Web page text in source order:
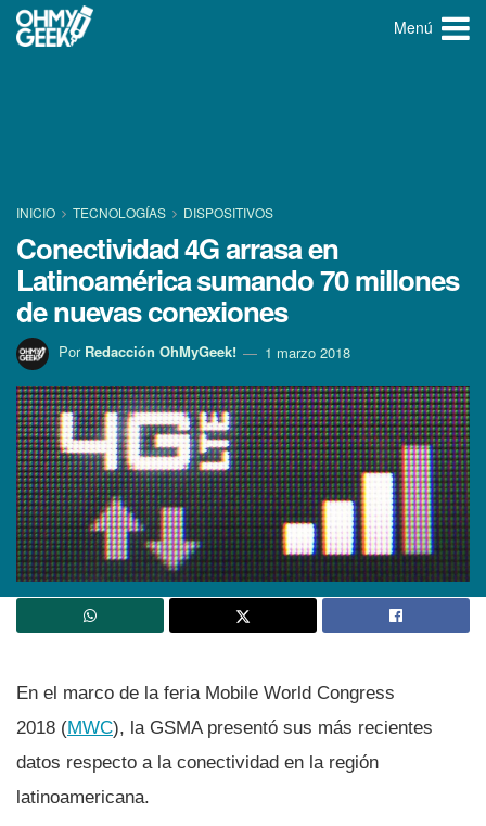
Menú
INICIO TECNOLOGÍ­AS DISPOSITIVOS
Conectividad 4G arrasa en
Latinoamérica sumando 70 millones
de nuevas conexiones
Por Redacción OhMyGeek! 1 marzo 2018
En el marco de la feria Mobile World Congress
2018 (MWC), la GSMA presentó sus más recientes
datos respecto a la conectividad en la región
latinoamericana.